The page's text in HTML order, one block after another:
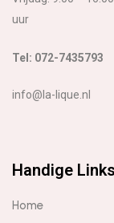
uur
Tel: 072-7435793
info@la-lique.nl
Handige Links
Home